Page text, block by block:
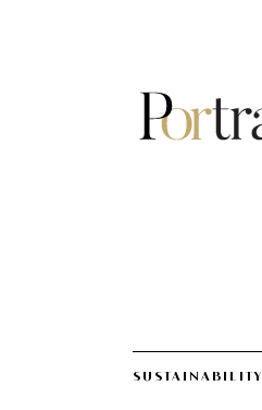
SUSTAINABILITY